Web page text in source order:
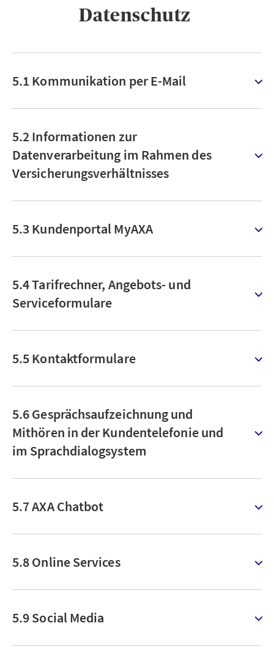
Datenschutz ​
5.1 Kommunikation per E-Mail
5.2 Informationen zur
Datenverarbeitung im Rahmen des
Versicherungsverhältnisses
5.3 Kundenportal MyAXA
5.4 Tarifrechner, Angebots- und
Serviceformulare
5.5 Kontaktformulare
5.6 Gesprächsaufzeichnung und
Mithören in der Kundentelefonie und
im Sprachdialogsystem
5.7 AXA Chatbot
5.8 Online Services
5.9 Social Media